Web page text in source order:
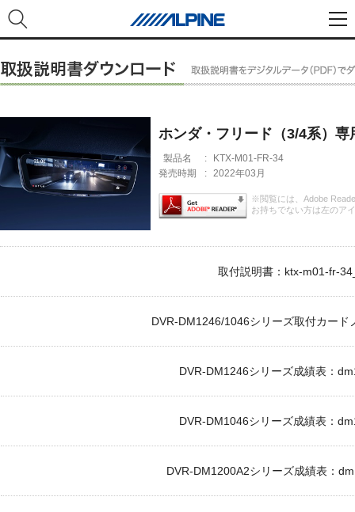
ホンダ・フリード（3/4系）
製品名 :
KTX-M01-FR-34
発売時期
: 2022年03月
※閲覧には、Adobe
お持ちでない方は左のア
取付説明書：ktx-m01-fr-
DVR-DM1246/1046シリーズ取付カード
DVR-DM1246シリーズ成績表：
DVR-DM1046シリーズ成績表：
DVR-DM1200A2シリーズ成績表：